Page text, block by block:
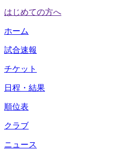
はじめての方へ
ホーム
試合速報
チケット
日程・結果
順位表
クラブ
ニュース